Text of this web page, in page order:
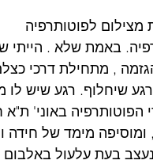
לפוטותרפיה
באמת שלא .
, מתחילת דרכי
שיחלוף. רגע שיש
הפוטותרפיה באוני'
מימד של חידה
נעצב בעת עלעול